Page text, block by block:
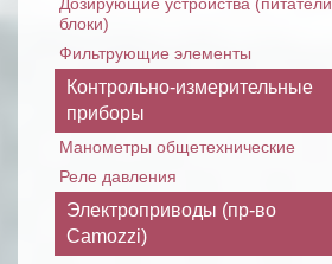
блоки)
Фильтрующие элементы
Контрольно-измерительные
приборы
Манометры общетехнические
Реле давления
Электроприводы (пр-во
Camozzi)